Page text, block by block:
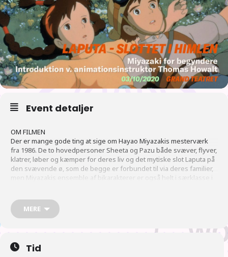
Event detaljer
OM FILMEN
Der er mange gode ting at sige om Hayao Miyazakis mesterværk
fra 1986. De to hovedpersoner Sheeta og Pazu både svæver, flyver,
klatrer, løber og kæmper for deres liv og det mytiske slot Laputa på
den svævende ø, som de begge er forbundet til via deres familier,
men Miyazakis ensemble af bikarakterer er også helt i særklasse i
Piratdronningen Dola og hendes mand ingeniøren Motro ( som
spiller en vigtig rolle i “Chihiro og heksene” ) og hele filmens
piratplot udgør en dynamisk og underholdende del af filmen.
rejser” fra 1726, en mere end 250 år gammel bog, som har
MERE
Tid